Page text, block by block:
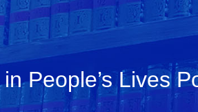
People’s Lives